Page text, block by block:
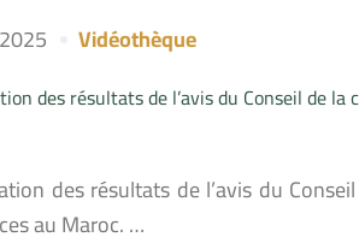
Vidéothèque
des résultats de l’avis du Conseil de
des résultats de l’avis du
au Maroc. …